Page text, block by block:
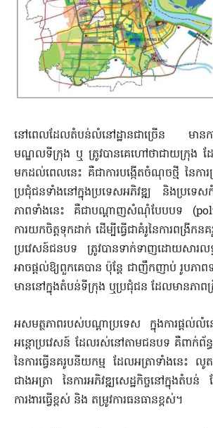
នៅពេលដែលតំបន់លំនៅដ្ឋានជាច្រើន មានការ
មណ្ឌលទីក្រុង ឬ ត្រូវបានគេហៅថាជាយក្រុង
មក​ដល់ពេលនេះ គឺជាការបង្កើតចំណុចថ្មី នៃកា
ប្រជុំជន​ទាំងនៅក្នុងប្រទេសអភិវឌ្ឍ និងប្រទេ
ភាពទាំងនេះ គឺជាបណ្តាញសំណុំបែបបទ
ការយកចិត្តទុកដាក់ ​ដើម្បី​ធ្វើជាគំរូនៃការពង្រីក
ប្រវេសន៍ជន​បទ ត្រូវបានទាក់​ទាញ​ដោយសារល
អាចផ្តល់ឱ្យពួកគេបាន ប៉ុន្តែ ជាញឹក​ញាប់ រូបភាព
មាននៅក្នុងតំបន់ទីក្រុង ឬប្រជុំជន ដែលមានភាពក្
អសមត្ថភាពរបស់បណ្តាប្រទេស ក្នុងការផ្តល់លំ
អន្តោប្រវេសន៍ ដែលរស់នៅតាមជនបទ គឺពាក់
នៃការធ្វើនគរូបនីយកម្ម ដែលអត្រាទាំងនេ
ជាងអត្រា នៃការអភិវឌ្ឍសេដ្ឋកិច្ចនៅក្នុងតំបន់
ការងារធ្វើខ្ពស់ និង តម្រូវការធនធានខ្ពស់។